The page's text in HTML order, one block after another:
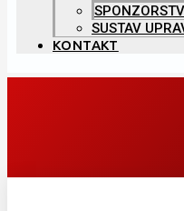
SUSTAV
KONTAKT